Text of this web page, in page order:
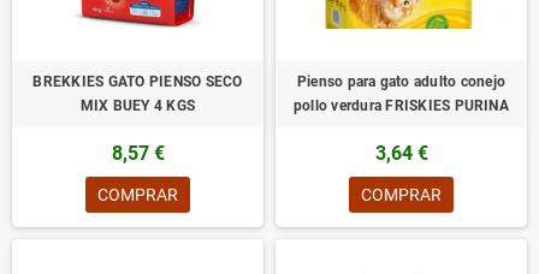
BREKKIES GATO PIENSO SECO
MIX BUEY 4 KGS
8,57 €
COMPRAR
Pienso para gato adulto conejo
pollo verdura FRISKIES PURINA
3,64 €
COMPRAR